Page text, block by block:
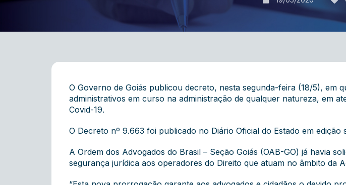
O Governo de Goiás publicou decreto, nesta segunda-feira (18/5), em
administrativos em curso na administração de qualquer natureza, em
Covid-19.
O Decreto nº 9.663 foi publicado no Diário Oficial do Estado em edição
A Ordem dos Advogados do Brasil – Seção Goiás (OAB-GO) já havia
segurança jurídica aos operadores do Direito que atuam no âmbito da